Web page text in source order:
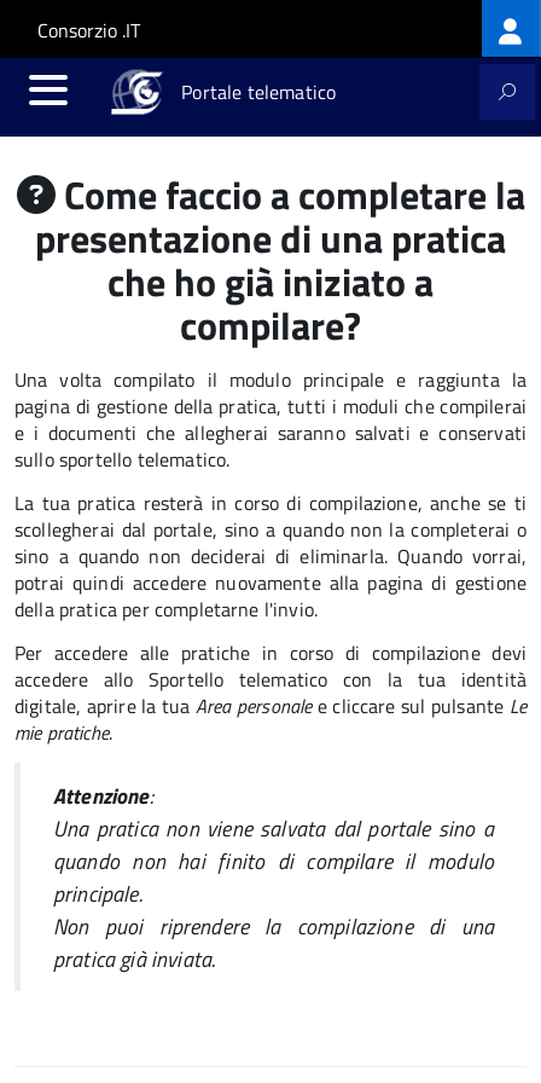
Salta al contenuto principale
Skip to site navigation
Consorzio .IT
Portale telematico
Come faccio a completare la
presentazione di una pratica
che ho già iniziato a
compilare?
Una volta compilato il modulo principale e raggiunta la
pagina di gestione della pratica, tutti i moduli che compilerai
e i documenti che allegherai saranno salvati e conservati
sullo sportello telematico.
La tua pratica resterà in corso di compilazione, anche se ti
scollegherai dal portale, sino a quando non la completerai o
sino a quando non deciderai di eliminarla. Quando vorrai,
potrai quindi accedere nuovamente alla pagina di gestione
della pratica per completarne l'invio.
Per accedere alle pratiche in corso di compilazione devi
accedere allo Sportello telematico con la tua identità
digitale, aprire la tua Area personalee cliccare sul pulsante Le
mie pratiche.
Attenzione:
Una pratica non viene salvata dal portale sino a
quando non hai finito di compilare il modulo
principale.
Non puoi riprendere la compilazione di una
pratica già inviata.